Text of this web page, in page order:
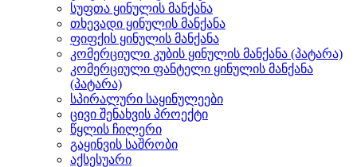
სუფთა ყინულის მანქანა
თხევადი ყინულის მანქანა
ფიფქის ყინულის მანქანა
კომერციული კუბის ყინულის მანქანა (პატარა)
კომერციული ფანტელი ყინულის მანქანა
(პატარა)
სპირალური საყინულეები
ცივი შენახვის პროექტი
წყლის ჩილერი
გაყინვის საშრობი
აქსესუარი